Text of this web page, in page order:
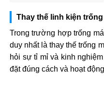
Thay thế linh kiện
Trong trường hợp trống
duy nhất là thay thế trống
hỏi sự tỉ mỉ và kinh
đặt đúng cách và hoạt